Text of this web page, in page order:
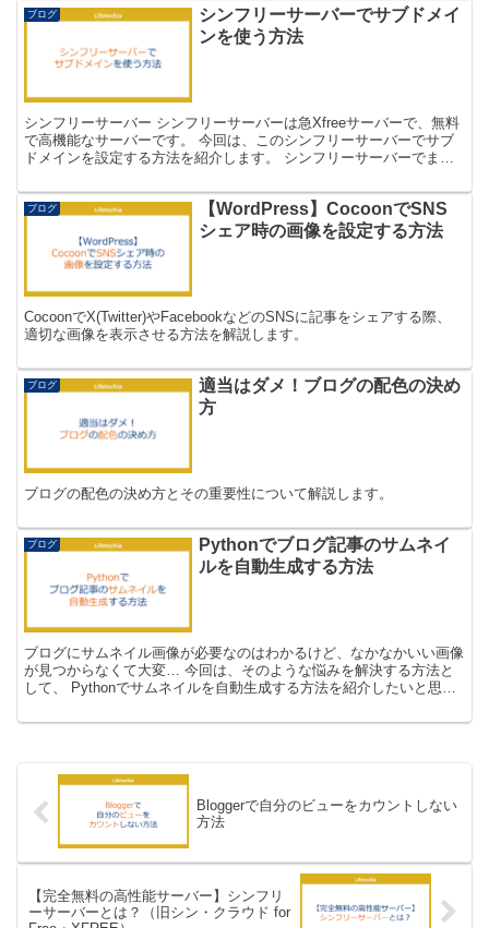
ブログ
シンフリーサーバーでサブドメイ
ンを使う方法
シンフリーサーバー シンフリーサーバーは急Xfreeサーバーで、無料
で高機能なサーバーです。 今回は、このシンフリーサーバーでサブ
ドメインを設定する方法を紹介します。 シンフリーサーバーでま
ブログ
【WordPress】CocoonでSNS
シェア時の画像を設定する方法
CocoonでX(Twitter)やFacebookなどのSNSに記事をシェアする際、
適切な画像を表示させる方法を解説します。
ブログ
適当はダメ！ブログの配色の決め
方
ブログの配色の決め方とその重要性について解説します。
ブログ
Pythonでブログ記事のサムネイ
ルを自動生成する方法
ブログにサムネイル画像が必要なのはわかるけど、なかなかいい画像
が見つからなくて大変… 今回は、そのような悩みを解決する方法と
して、 Pythonでサムネイルを自動生成する方法を紹介したいと思い
Bloggerで自分のビューをカウントしない
方法
【完全無料の高性能サーバー】シンフリ
ーサーバーとは？（旧シン・クラウド for